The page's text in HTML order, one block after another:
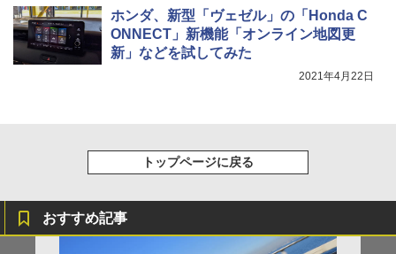
ホンダ、新型「ヴェゼル」の「Honda C
ONNECT」新機能「オンライン地図更
新」などを試してみた
2021年4月22日
トップページに戻る
おすすめ記事